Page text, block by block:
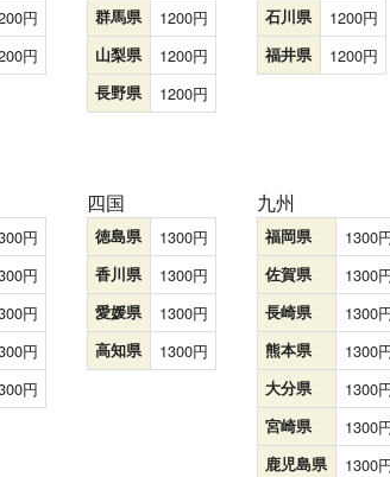
群馬県 1200
山梨県 1200
長野県 1200
石川県 1200
福井県 1200
四国
徳島県 1300
香川県 1300
愛媛県 1300
高知県 1300
九州
福岡県 1300
佐賀県 1300
長崎県 1300
熊本県 1300
大分県 1300
宮崎県 1300
鹿児島県 1300